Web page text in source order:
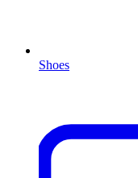
Shoes